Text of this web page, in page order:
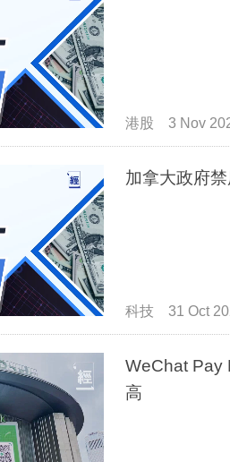
港股 3 Nov
加拿大政府
科技 31 Oct
WeChat Pay
高